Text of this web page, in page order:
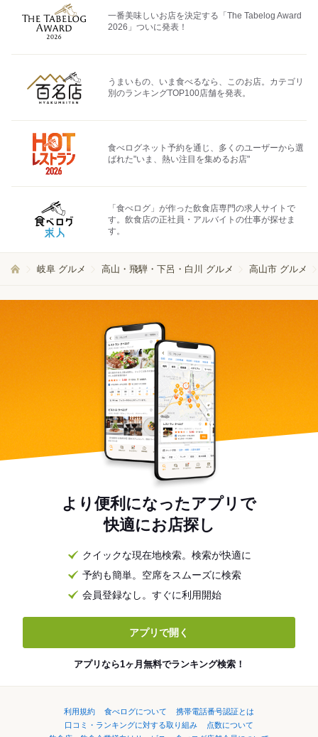
一番美味しいお店を決定する「The Tabelog Award
2026」ついに発表！
うまいもの、いま食べるなら、このお店。カテゴリ
別のランキングTOP100店舗を発表。
食べログネット予約を通じ、多くのユーザーから選
ばれた"いま、熱い注目を集めるお店"
「食べログ」が作った飲食店専門の求人サイトで
す。飲食店の正社員・アルバイトの仕事が探せま
す。
岐阜 グルメ 高山・飛騨・下呂・白川 グルメ 高山市 グルメ
より便利になったアプリで
快適にお店探し
クイックな現在地検索。検索が快適に
予約も簡単。空席をスムーズに検索
会員登録なし。すぐに利用開始
アプリで開く
アプリなら1ヶ月無料でランキング検索！
利用規約 食べログについて
携帯電話番号認証とは
口コミ・ランキングに対する取り組み
点数について